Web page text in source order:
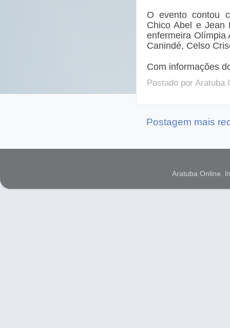
O evento contou
Chico Abel e Jean
enfermeira Olímpia
Canindé, Celso
Com informações
Postado por Aratuba
Postagem mais
Aratuba Online.